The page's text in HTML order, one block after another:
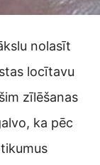
nolasīt
locītavu
zīlēšanas
ka pēc